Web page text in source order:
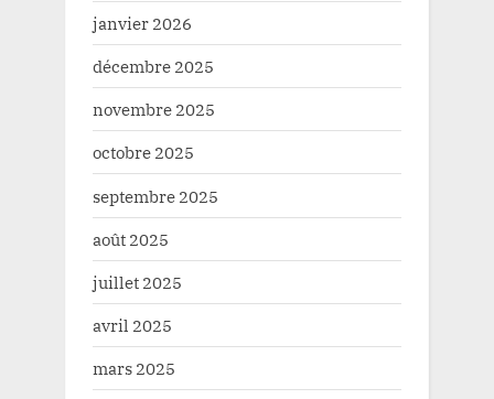
janvier 2026
décembre 2025
novembre 2025
octobre 2025
septembre 2025
août 2025
juillet 2025
avril 2025
mars 2025